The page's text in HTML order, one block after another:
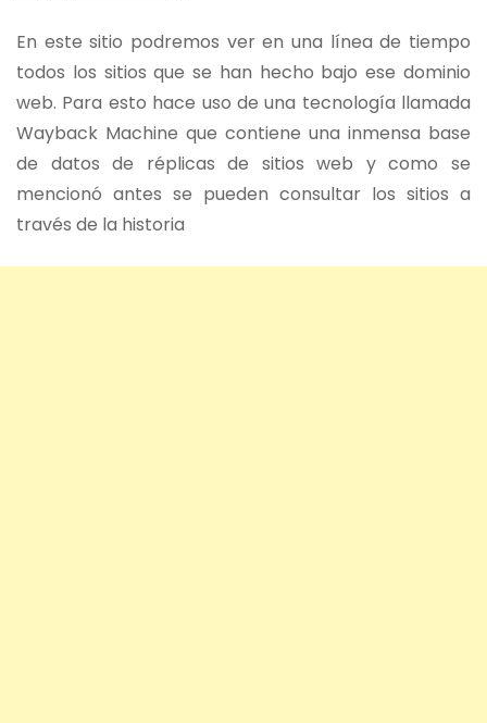
En este sitio podremos ver en una línea de tiempo
todos los sitios que se han hecho bajo ese dominio
web. Para esto hace uso de una tecnología llamada
Wayback Machine que contiene una inmensa base
de datos de réplicas de sitios web y como se
mencionó antes se pueden consultar los sitios a
través de la historia